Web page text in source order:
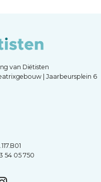
van Diëtisten
| Jaarbeursplein 6
54 05 750